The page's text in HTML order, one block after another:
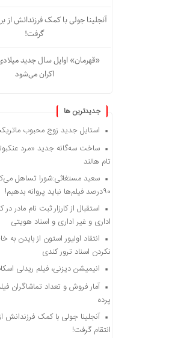
آنجلینا جولی با کمک فرزندانش از
گرفت!
«قهرمان» اوایل سال جدید میلادی
اکران می‌شود
جديدترين ها
استایل جدید زوج محبوب
ساخت سه‌گانه جدید «مرد
تام هالند
سعید مستغاثی:شورا تساهل
۹۰درصد فیلم‌ها نباید پروانه بدهیم!
استقبال از کارزار ثبت نام مادر در
اداری و غیر اداری و اسناد هویتی
انتقاد اولیور استون از بایدن به
نکردن اسناد ترور کندی
انیمیشن دیزنی، فیلم ریدلی
آمار فروش و تعداد تماشاگران
پرده
آنجلینا جولی با کمک فرزندانش
انتقام گرفت!